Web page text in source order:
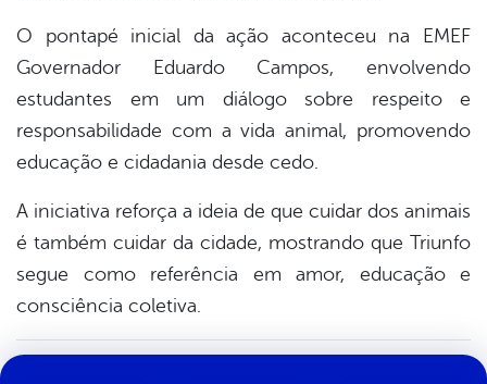
O pontapé inicial da ação aconteceu na EMEF
Governador Eduardo Campos, envolvendo
estudantes em um diálogo sobre respeito e
responsabilidade com a vida animal, promovendo
educação e cidadania desde cedo.
A iniciativa reforça a ideia de que cuidar dos animais
é também cuidar da cidade, mostrando que Triunfo
segue como referência em amor, educação e
consciência coletiva.